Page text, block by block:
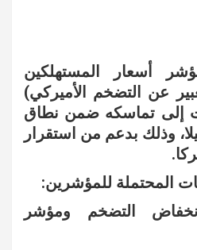
أسعار المستهلكين
عن التضخم الأميركي)
إلى تماسكه ضمن نطاق
وذلك بدعم من استقرار
المحتملة للمؤشرين:
انخفاض التضخم ومؤشر